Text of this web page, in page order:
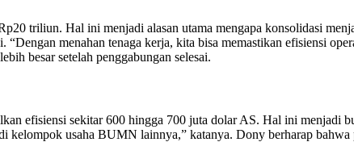
triliun. Hal ini menjadi alasan utama mengapa konsolidasi
menahan tenaga kerja, kita bisa memastikan efisiensi
besar setelah penggabungan selesai.
efisiensi sekitar 600 hingga 700 juta dolar AS. Hal ini menjadi
kelompok usaha BUMN lainnya,” katanya. Dony berharap bahwa